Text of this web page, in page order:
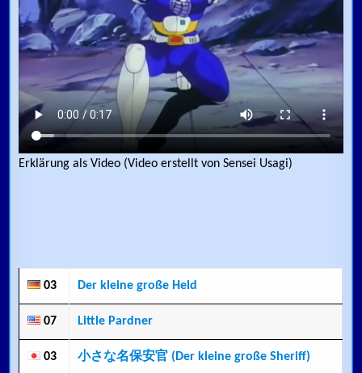
Erklärung als Video (Video erstellt von Sensei Usagi)
03 Der kleine große Held
07 Little Pardner
03 小さな名保安官 (Der kleine große Sheriff)